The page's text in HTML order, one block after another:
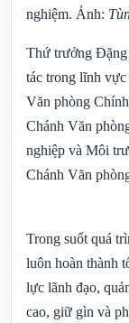
nghiệm. Ảnh:
Thứ trưởng Đặng
tác trong lĩnh
Văn phòng
Chánh Văn
nghiệp và Môi
Chánh Văn
Trong suốt quá
luôn hoàn thành
lực lãnh đạo,
cao, giữ gìn và